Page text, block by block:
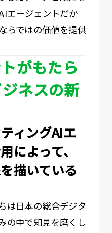
エージェントだか
らではの価値を提供
がもたら
ネスの新
ティングAIエ
によって、
描いている
は日本の総合デジタ
の中で知見を磨くし